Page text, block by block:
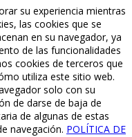
su experiencia mientras
las cookies que se
en su navegador, ya
de las funcionalidades
cookies de terceros que
utiliza este sitio web.
solo con su
de darse de baja de
de algunas de estas
navegación. POLÍTICA DE